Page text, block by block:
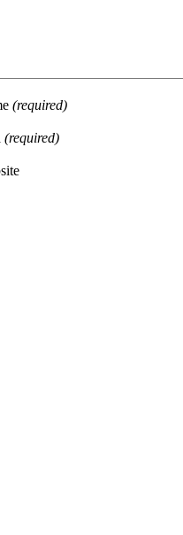
(required)
(required)